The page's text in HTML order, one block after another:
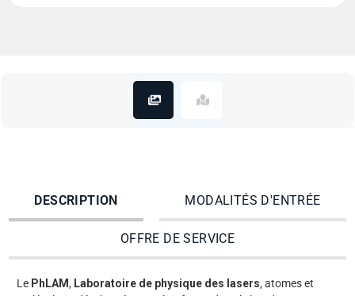
DESCRIPTION MODALITÉS D'ENTRÉE
OFFRE DE SERVICE
Le PhLAM, Laboratoire de physique des lasers, atomes et